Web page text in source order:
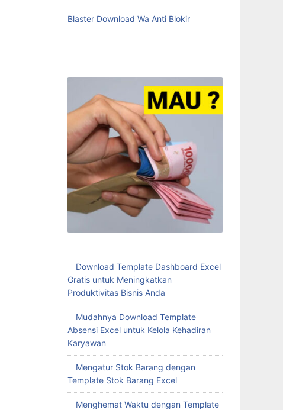
Blaster Download Wa Anti Blokir
Download Template Dashboard Excel
Gratis untuk Meningkatkan
Produktivitas Bisnis Anda
Mudahnya Download Template
Absensi Excel untuk Kelola Kehadiran
Karyawan
Mengatur Stok Barang dengan
Template Stok Barang Excel
Menghemat Waktu dengan Template